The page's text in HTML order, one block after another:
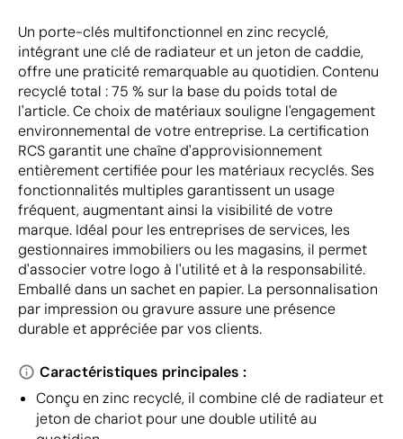
Un porte-clés multifonctionnel en zinc recyclé,
intégrant une clé de radiateur et un jeton de caddie,
offre une praticité remarquable au quotidien. Contenu
recyclé total : 75 % sur la base du poids total de
l'article. Ce choix de matériaux souligne l'engagement
environnemental de votre entreprise. La certification
RCS garantit une chaîne d'approvisionnement
entièrement certifiée pour les matériaux recyclés. Ses
fonctionnalités multiples garantissent un usage
fréquent, augmentant ainsi la visibilité de votre
marque. Idéal pour les entreprises de services, les
gestionnaires immobiliers ou les magasins, il permet
d'associer votre logo à l'utilité et à la responsabilité.
Emballé dans un sachet en papier. La personnalisation
par impression ou gravure assure une présence
durable et appréciée par vos clients.
Caractéristiques principales :
Conçu en zinc recyclé, il combine clé de radiateur et
jeton de chariot pour une double utilité au